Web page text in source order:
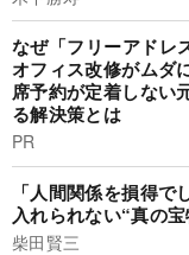
なぜ「フリーアドレ
オフィス改修がムダ
席予約が定着しない
る解決策とは
PR
「人間関係を損得
入れられない“真の
柴田賢三